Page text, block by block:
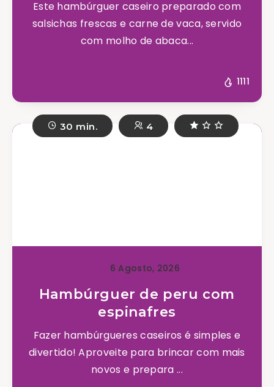
Este hambúrguer caseiro preparado com
salsichas frescas e carne de vaca, servido
com molho de abaca...
1111
30 min. 4
6 Agosto, 2026
Hambúrguer de peru com
espinafres
Fazer hambúrgueres caseiros é simples e
divertido! Aproveite para brincar com mais
novos e prepara ...